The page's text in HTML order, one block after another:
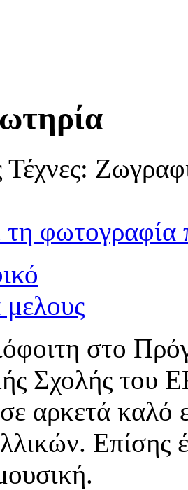
Τέχνες:
φωτογραφία
στο
Σχολής του
αρκετά καλό
Επίσης